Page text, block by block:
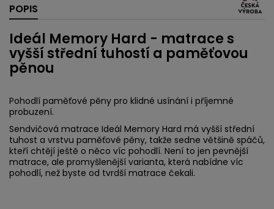
POPIS
Ideál Memory Hard - matrace s
vyšší střední tuhostí a paměťovou
pěnou
Pohodlí paměťové pěny pro klidné usínání i příjemné
probuzení.
Sendvičová matrace Ideál Memory Hard má vyšší střední
tuhost a vrstvu paměťové pěny, takže sedne většině spáčů,
kteří chtějí ještě o něco víc pohodlí. Není to jen pevnější
matrace, ale promyšlenější varianta, která nabídne víc
pohodlí, než byste od tvrdší matrace čekali.